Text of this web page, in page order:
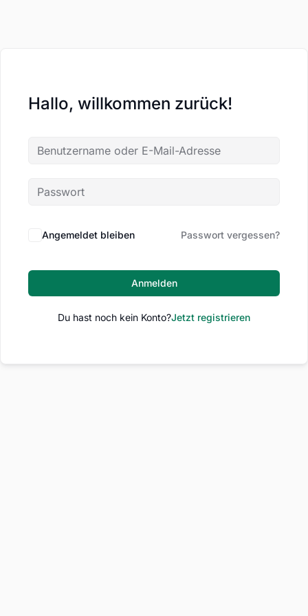
Hallo, willkommen zurück!
Angemeldet bleiben Passwort vergessen?
Anmelden
Du hast noch kein Konto?Jetzt registrieren